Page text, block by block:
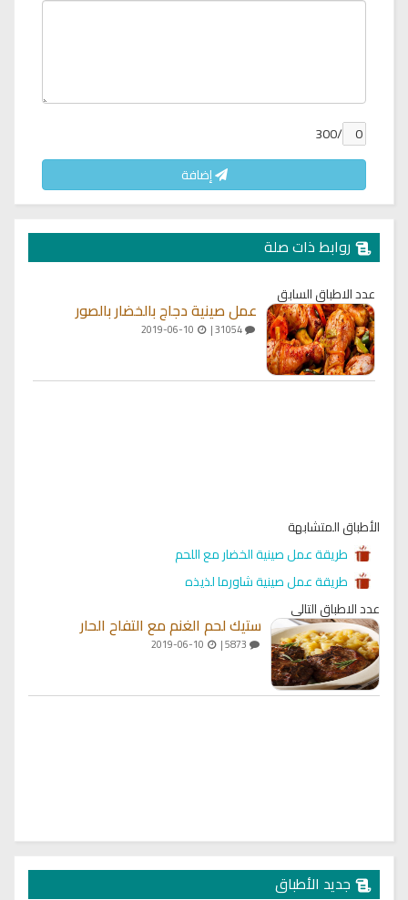
/300
إضافة
روابط ذات صلة
عدد الاطباق السابق
عمل صينية دجاج بالخضار بالصور
31054 |
الأطباق المتشابهة
طريقة عمل صينية الخضار مع اللحم
طريقة عمل صينية شاورما لذيذه
عدد الاطباق التالي
ستيك لحم الغنم مع التفاح الحار
جديد الأطباق